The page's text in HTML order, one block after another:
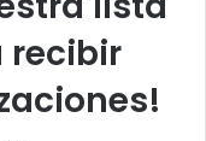
recibir